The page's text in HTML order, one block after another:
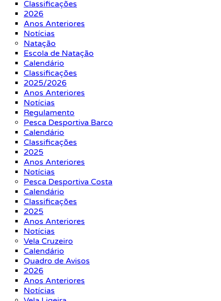
Classificações
2026
Anos Anteriores
Notícias
Natação
Escola de Natação
Calendário
Classificações
2025/2026
Anos Anteriores
Notícias
Regulamento
Pesca Desportiva Barco
Calendário
Classificações
2025
Anos Anteriores
Notícias
Pesca Desportiva Costa
Calendário
Classificações
2025
Anos Anteriores
Notícias
Vela Cruzeiro
Calendário
Quadro de Avisos
2026
Anos Anteriores
Notícias